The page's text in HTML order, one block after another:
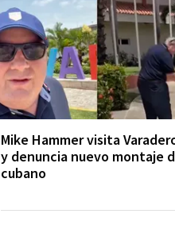
Mike Hammer visita
y denuncia nuevo montaje
cubano